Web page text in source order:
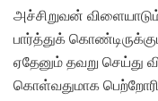
அச்சிறுவன்
பார்த்துக்
ஏதேனும் தவறு செய்து
கொள்வதுமாக